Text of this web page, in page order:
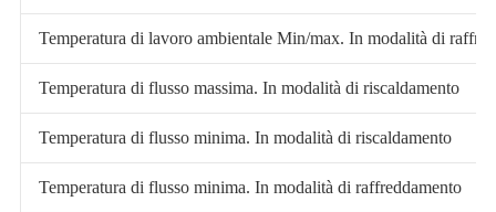
Temperatura di lavoro ambientale Min/max. In modalità di
Temperatura di flusso massima. In modalità di riscaldamento
Temperatura di flusso minima. In modalità di riscaldamento
Temperatura di flusso minima. In modalità di raffreddamento